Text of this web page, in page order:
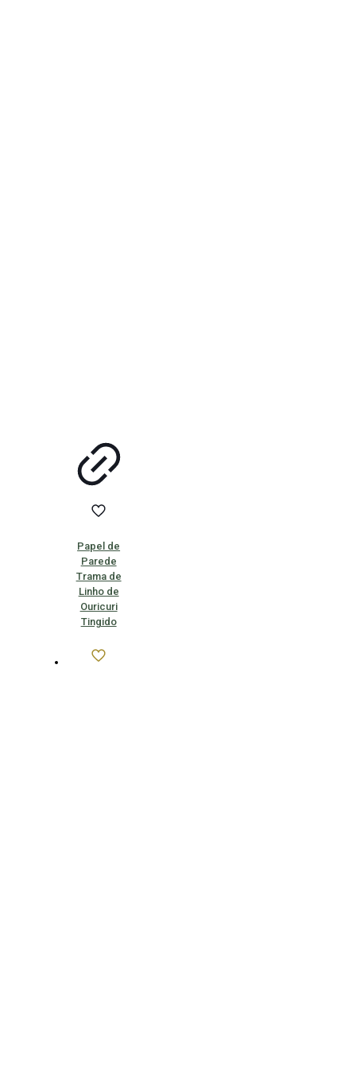
Papel de
Parede
Trama de
Linho de
Ouricuri
Tingido